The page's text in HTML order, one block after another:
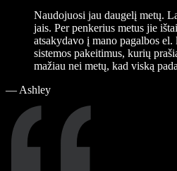
Naudojuosi jau daugelį metų.
jais. Per penkerius metus jie
atsakydavo į mano pagalbos
sistemos pakeitimus, kurių
mažiau nei metų, kad viską
— Ashley